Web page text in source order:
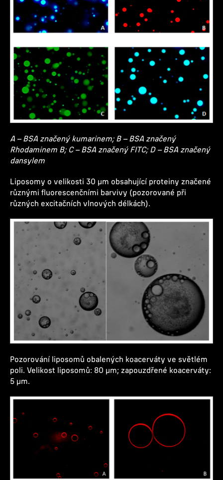
A – BSA značený kumarinem; B – BSA značený
Rhodaminem B; C – BSA značený FITC; D – BSA značený
dansylem
Liposomy o velikosti 30 µm obsahující proteiny značené
různými fluorescenčními barvivy (pozorované při
různých excitačních vlnových délkách).
Pozorování liposomů obalených koacerváty ve světlém
poli. Velikost liposomů: 80 µm; zapouzdřené koacerváty:
5 µm.